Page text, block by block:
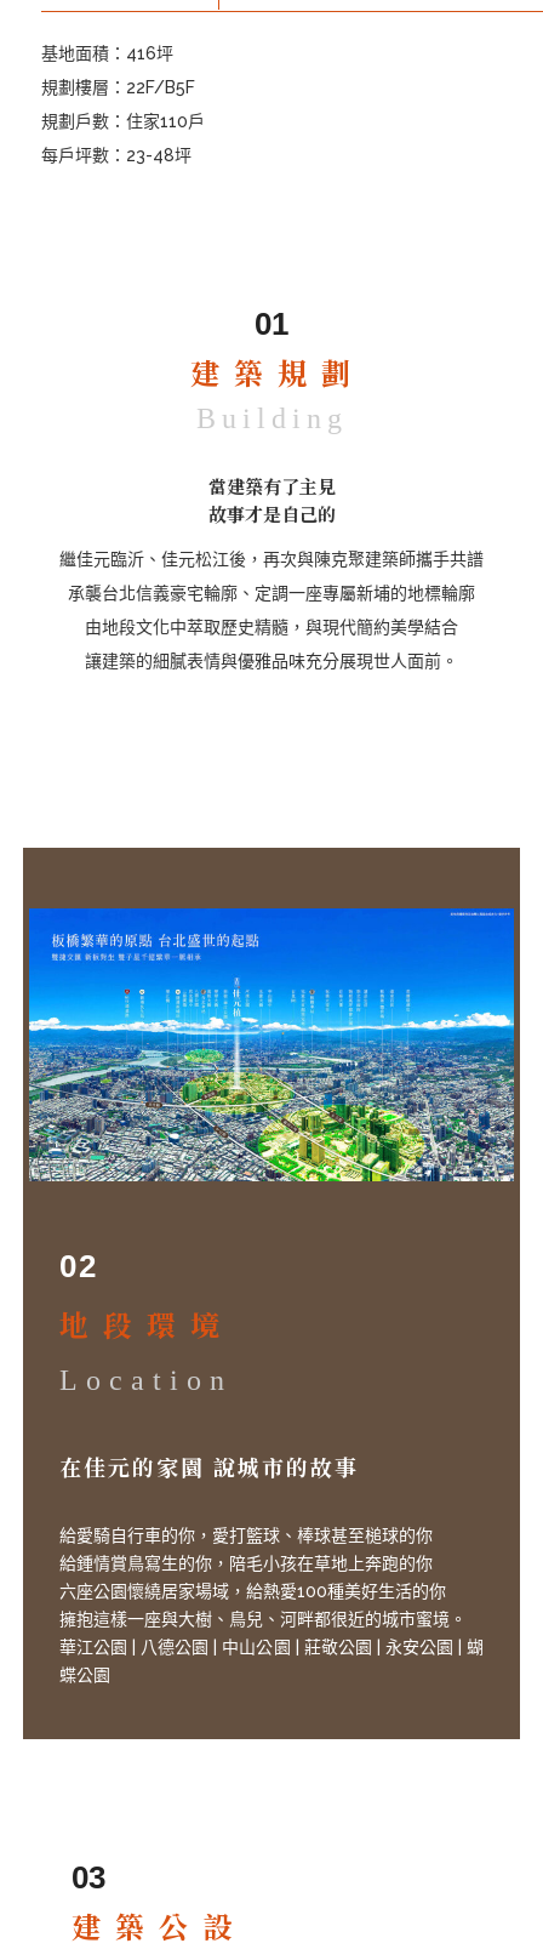
基地面積：416坪
規劃樓層：22F/B5F
規劃戶數：住家110戶
每戶坪數：23-48坪
01
建 築 規 劃
Building
當建築有了主見
故事才是自己的
繼佳元臨沂、佳元松江後，再次與陳克聚建築師攜手共譜
承襲台北信義豪宅輪廓、定調一座專屬新埔的地標輪廓
由地段文化中萃取歷史精髓，與現代簡約美學結合
讓建築的細膩表情與優雅品味充分展現世人面前。
02
地 段 環 境
Location
在佳元的家園 說城市的故事
給愛騎自行車的你，愛打籃球、棒球甚至槌球的你
給鍾情賞鳥寫生的你，陪毛小孩在草地上奔跑的你
六座公園懷繞居家場域，給熱愛100種美好生活的你
擁抱這樣一座與大樹、鳥兒、河畔都很近的城市蜜境。
華江公園 | 八德公園 | 中山公園 | 莊敬公園 | 永安公園 | 蝴
蝶公園
03
建 築 公 設